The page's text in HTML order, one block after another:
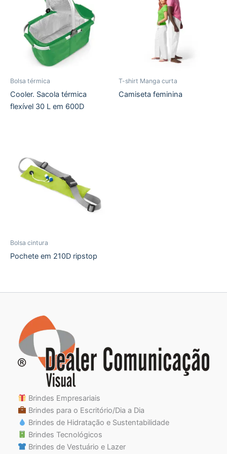
Bolsa térmica
Cooler. Sacola térmica
flexível 30 L em 600D
T-shirt Manga curta
Camiseta feminina
Bolsa cintura
Pochete em 210D ripstop
Brindes Empresariais
Brindes para o Escritório/Dia a Dia
Brindes de Hidratação e Sustentabilidade
Brindes Tecnológicos
Brindes de Vestuário e Lazer